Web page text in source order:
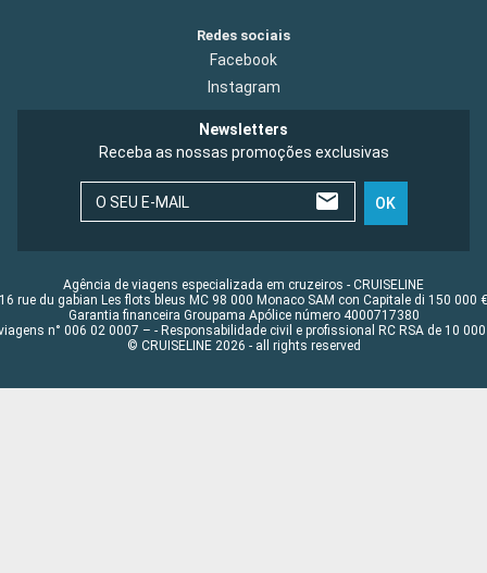
Redes sociais
Facebook
Instagram
Newsletters
Receba as nossas promoções exclusivas
O SEU E-MAIL OK
Agência de viagens especializada em cruzeiros - CRUISELINE
16 rue du gabian Les flots bleus MC 98 000 Monaco SAM con Capitale di 150 000 €
Garantia financeira Groupama Apólice número 4000717380
n° 006 02 0007 – - Responsabilidade civil e profissional RC RSA de 10 000
© CRUISELINE 2026 - all rights reserved